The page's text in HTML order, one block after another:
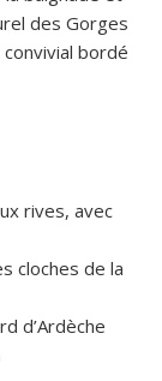
des Gorges
bordé
rives, avec
cloches de la
d’Ardèche